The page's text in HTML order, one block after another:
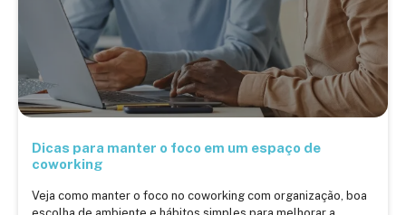
Dicas para manter o foco em um espaço de
coworking
Veja como manter o foco no coworking com organização, boa